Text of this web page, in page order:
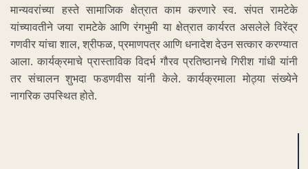
मान्यवरांच्या हस्ते सामाजिक क्षेत्रात काम करणारे स्व. संपत रामटेके
यांच्यावतीने जया रामटेके आणि रंगभुमी या क्षेत्रात कार्यरत असलेले विरेंद्र
गणवीर यांचा शाल, श्रीफळ, प्रमाणपत्र आणि धनादेश देउन सत्कार करण्यात
आला. कार्यक्रमाचे प्रास्ताविक विदर्भ गौरव प्रतिष्ठानचे गिरीश गांधी यांनी
तर संचालन शुभदा फडणवीस यांनी केले. कार्यक्रमाला मोठ्या संख्येने
नागरिक उपस्थित होते.